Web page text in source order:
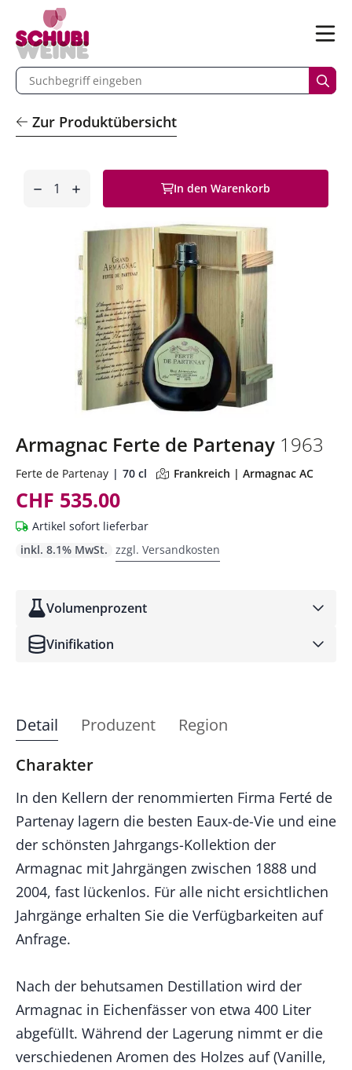
Menü
eingeben
Zur Produktübersicht
In den Warenkorb
Armagnac Ferte de Partenay 1963
Ferte de Partenay 70 cl Frankreich | Armagnac AC
CHF 535.00
Artikel sofort lieferbar
inkl. 8.1% MwSt. zzgl. Versandkosten
Volumenprozent
Vinifikation
Detail Produzent
Region
Charakter
In den Kellern der renommierten Firma Ferté de
Partenay lagern die besten Eaux-de-Vie und eine
der schönsten Jahrgangs-Kollektion der
Armagnac mit Jahrgängen zwischen 1888 und
2004, fast lückenlos. Für alle nicht ersichtlichen
Jahrgänge erhalten Sie die Verfügbarkeiten auf
Anfrage.
Nach der behutsamen Destillation wird der
Armagnac in Eichenfässer von etwa 400 Liter
abgefüllt. Während der Lagerung nimmt er die
verschiedenen Aromen des Holzes auf (Vanille,